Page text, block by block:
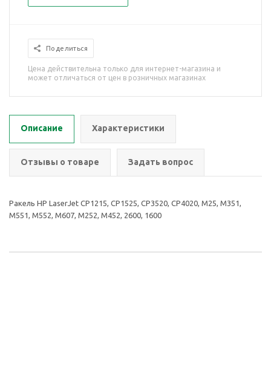
Поделиться
Цена действительна только для интернет-магазина и
может отличаться от цен в розничных магазинах
Описание Характеристики
Отзывы о товаре Задать вопрос
Ракель HP LaserJet CP1215, CP1525, CP3520, CP4020, M25, M351,
M551, M552, M607, M252, M452, 2600, 1600